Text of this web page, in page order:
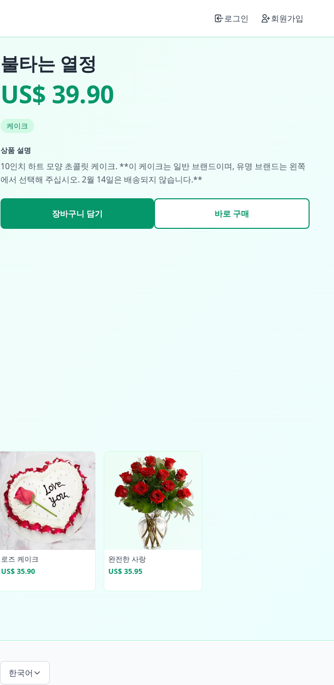
로그인 회원가입
불타는 열정
US$ 39.90
케이크
상품 설명
10인치 하트 모양 초콜릿 케이크. **이 케이크는 일반 브랜드이며, 유명 브랜드는 왼쪽
에서 선택해 주십시오. 2월 14일은 배송되지 않습니다.**
장바구니 담기 바로 구매
로즈 케이크
US$ 35.90
완전한 사랑
US$ 35.95
한국어